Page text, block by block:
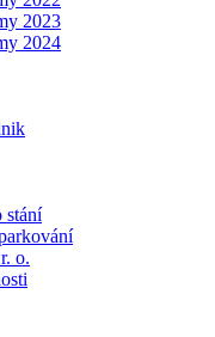
2023
2024
stání
o.